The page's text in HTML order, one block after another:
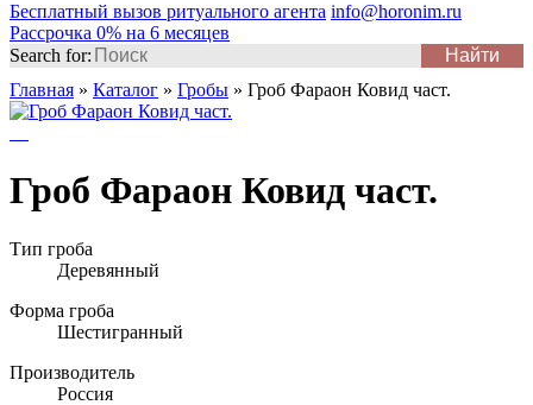
Бесплатный вызов ритуального агента info@horonim.ru
Рассрочка 0% на 6 месяцев
Search for:
Главная » Каталог » Гробы » Гроб Фараон Ковид част.
Гроб Фараон Ковид част.
Тип гроба
Деревянный
Форма гроба
Шестигранный
Производитель
Россия